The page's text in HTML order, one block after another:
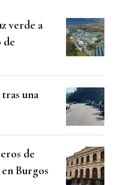
verde a
de
una
de
Burgos